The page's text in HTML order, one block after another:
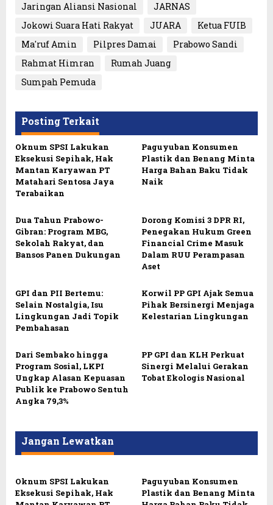
Jaringan Aliansi Nasional
JARNAS
Jokowi Suara Hati Rakyat
JUARA
Ketua FUIB
Ma'ruf Amin
Pilpres Damai
Prabowo Sandi
Rahmat Himran
Rumah Juang
Sumpah Pemuda
Posting Terkait
Oknum SPSI Lakukan
Eksekusi Sepihak, Hak
Mantan Karyawan PT
Matahari Sentosa Jaya
Terabaikan
Paguyuban Konsumen
Plastik dan Benang Minta
Harga Bahan Baku Tidak
Naik
Dua Tahun Prabowo-
Gibran: Program MBG,
Sekolah Rakyat, dan
Bansos Panen Dukungan
Dorong Komisi 3 DPR RI,
Penegakan Hukum Green
Financial Crime Masuk
Dalam RUU Perampasan
Aset
GPI dan PII Bertemu:
Selain Nostalgia, Isu
Lingkungan Jadi Topik
Pembahasan
Korwil PP GPI Ajak Semua
Pihak Bersinergi Menjaga
Kelestarian Lingkungan
Dari Sembako hingga
Program Sosial, LKPI
Ungkap Alasan Kepuasan
Publik ke Prabowo Sentuh
Angka 79,3%
PP GPI dan KLH Perkuat
Sinergi Melalui Gerakan
Tobat Ekologis Nasional
Jangan Lewatkan
Oknum SPSI Lakukan
Eksekusi Sepihak, Hak
Paguyuban Konsumen
Plastik dan Benang Minta